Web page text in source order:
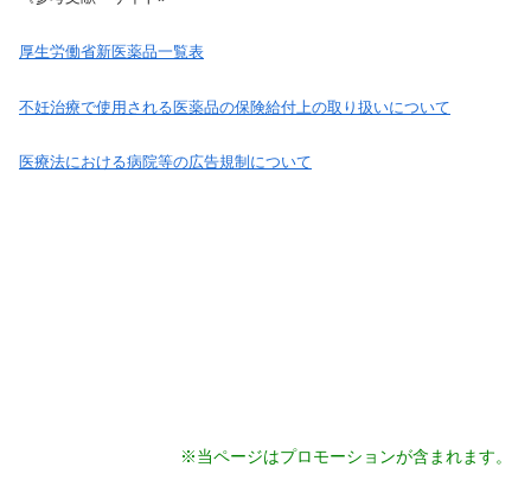
厚生労働省新医薬品一覧表
不妊治療で使用される医薬品の保険給付上の取り扱いについて
医療法における病院等の広告規制について
※当ページはプロモーションが含まれます。